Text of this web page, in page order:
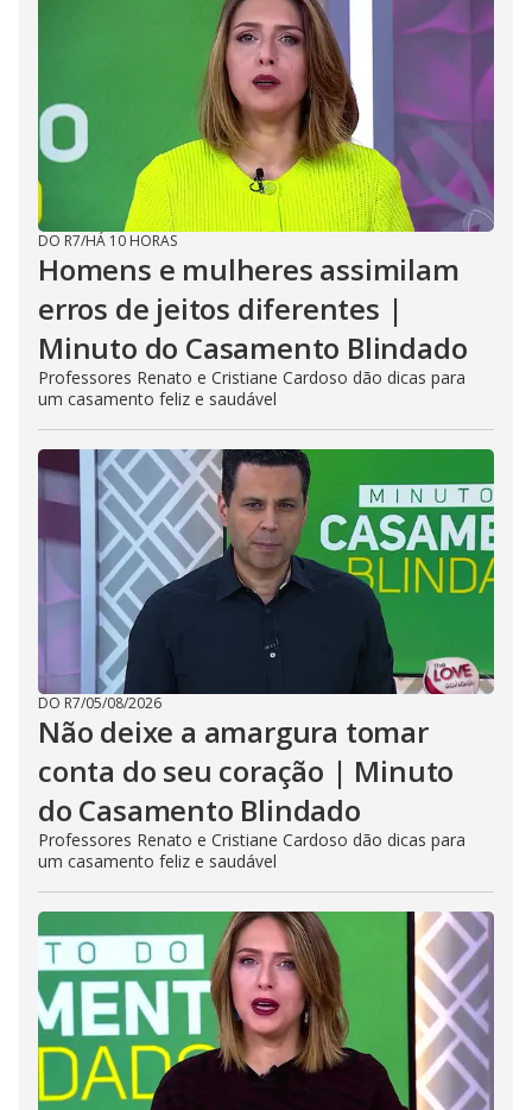
DO R7/HÁ 10 HORAS
Homens e mulheres assimilam
erros de jeitos diferentes |
Minuto do Casamento Blindado
Professores Renato e Cristiane Cardoso dão dicas para
um casamento feliz e saudável
DO R7/05/08/2026
Não deixe a amargura tomar
conta do seu coração | Minuto
do Casamento Blindado
Professores Renato e Cristiane Cardoso dão dicas para
um casamento feliz e saudável